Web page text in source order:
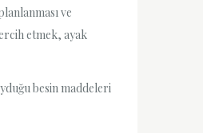
ve
etmek, ayak
besin maddeleri